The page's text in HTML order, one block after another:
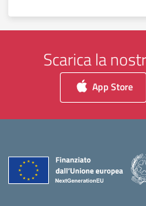
Scarica la
App Store